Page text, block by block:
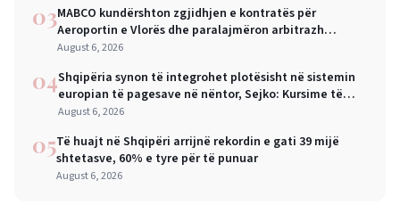
03MABCO kundërshton zgjidhjen e kontratës për
Aeroportin e Vlorës dhe paralajmëron arbitrazh
ndërkombëtar
August 6, 2026
04Shqipëria synon të integrohet plotësisht në sistemin
europian të pagesave në nëntor, Sejko: Kursime të
mëdha për qytetarët dhe bizneset
August 6, 2026
05Të huajt në Shqipëri arrijnë rekordin e gati 39 mijë
shtetasve, 60% e tyre për të punuar
August 6, 2026